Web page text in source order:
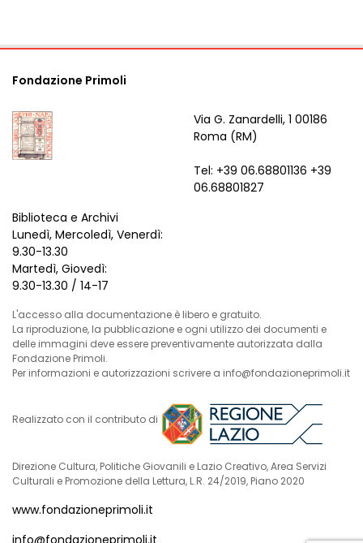
Fondazione Primoli
Via G. Zanardelli, 1 00186
Roma (RM)
Tel: +39 06.68801136 +39
06.68801827
Biblioteca e Archivi
Lunedì, Mercoledì, Venerdì:
9.30-13.30
Martedì, Giovedì:
9.30-13.30 / 14-17
L'accesso alla documentazione è libero e gratuito.
La riproduzione, la pubblicazione e ogni utilizzo dei documenti e
delle immagini deve essere preventivamente autorizzata dalla
Fondazione Primoli.
Per informazioni e autorizzazioni scrivere a info@fondazioneprimoli.it
Realizzato con il contributo di
Direzione Cultura, Politiche Giovanili e Lazio Creativo, Area Servizi
Culturali e Promozione della Lettura, L.R. 24/2019, Piano 2020
www.fondazioneprimoli.it
info@fondazioneprimoli.it